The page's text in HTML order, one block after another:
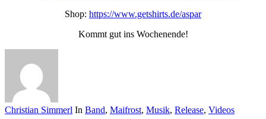
Shop: https://www.getshirts.de/aspar
Kommt gut ins Wochenende!
Christian Simmerl In Band, Maifrost, Musik, Release, Videos